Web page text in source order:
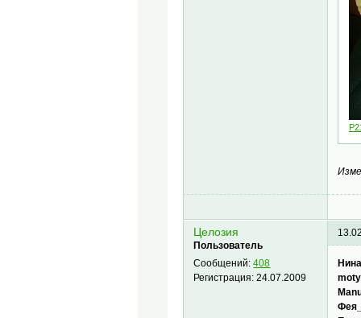
Целозия
Пользователь
Сообщений:408
Регистрация:24.07.2009